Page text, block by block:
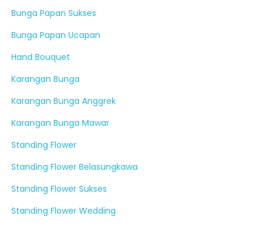
Bunga Papan Sukses
Bunga Papan Ucapan
Hand Bouquet
Karangan Bunga
Karangan Bunga Anggrek
Karangan Bunga Mawar
Standing Flower
Standing Flower Belasungkawa
Standing Flower Sukses
Standing Flower Wedding